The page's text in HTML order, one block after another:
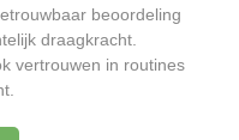
beoordeling
draagkracht.
vertrouwen in routines